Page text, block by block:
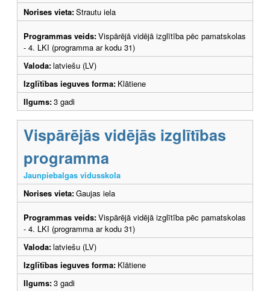
Norises vieta:Strautu iela
Programmas veids:Vispārējā vidējā izglītība pēc pamatskolas
- 4. LKI (programma ar kodu 31)
Valoda:latviešu (LV)
Izglītības ieguves forma: Klātiene
Ilgums:3 gadi
Vispārējās vidējās izglītības
programma
Jaunpiebalgas vidusskola
Norises vieta:Gaujas iela
Programmas veids:Vispārējā vidējā izglītība pēc pamatskolas
- 4. LKI (programma ar kodu 31)
Valoda:latviešu (LV)
Izglītības ieguves forma: Klātiene
Ilgums:3 gadi